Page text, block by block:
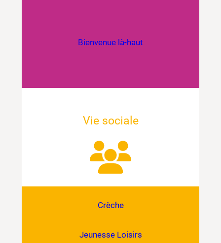
Bienvenue là-haut
Vie sociale
Crèche
Jeunesse Loisirs